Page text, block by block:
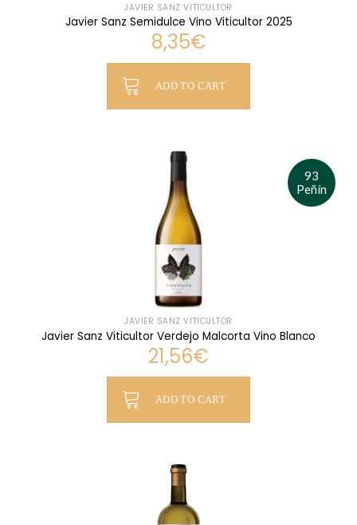
JAVIER SANZ VITICULTOR
Javier Sanz Semidulce Vino Viticultor 2025
8,35€
ADD TO CART
93
Peñín
JAVIER SANZ VITICULTOR
Javier Sanz Viticultor Verdejo Malcorta Vino Blanco
21,56€
ADD TO CART